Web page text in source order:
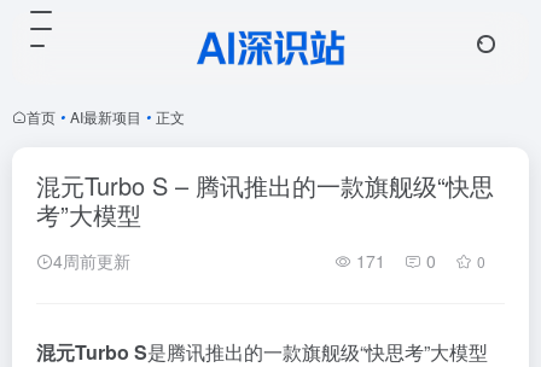
首页 • AI最新项目 • 正文
混元Turbo S – 腾讯推出的一款旗舰级“快思
考”大模型
4周前更新 171 0 0
混元Turbo S是腾讯推出的一款旗舰级“快思考”大模型